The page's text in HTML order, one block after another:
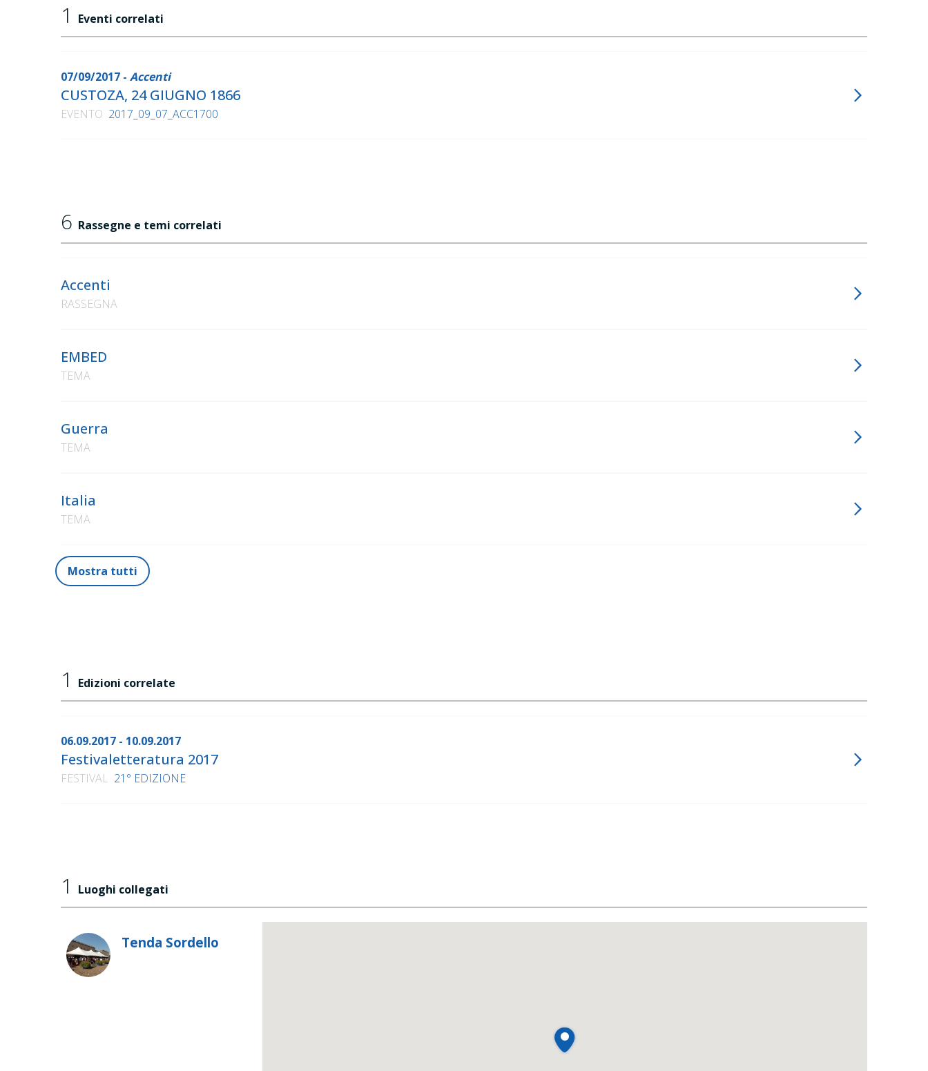
1 Eventi correlati
07/09/2017 - Accenti
CUSTOZA, 24 GIUGNO 1866
EVENTO 2017_09_07_ACC1700
6 Rassegne e temi correlati
Accenti
RASSEGNA
EMBED
TEMA
Guerra
TEMA
Italia
TEMA
Mostra tutti
1 Edizioni correlate
06.09.2017 - 10.09.2017
Festivaletteratura 2017
FESTIVAL 21° EDIZIONE
1 Luoghi collegati
Tenda Sordello